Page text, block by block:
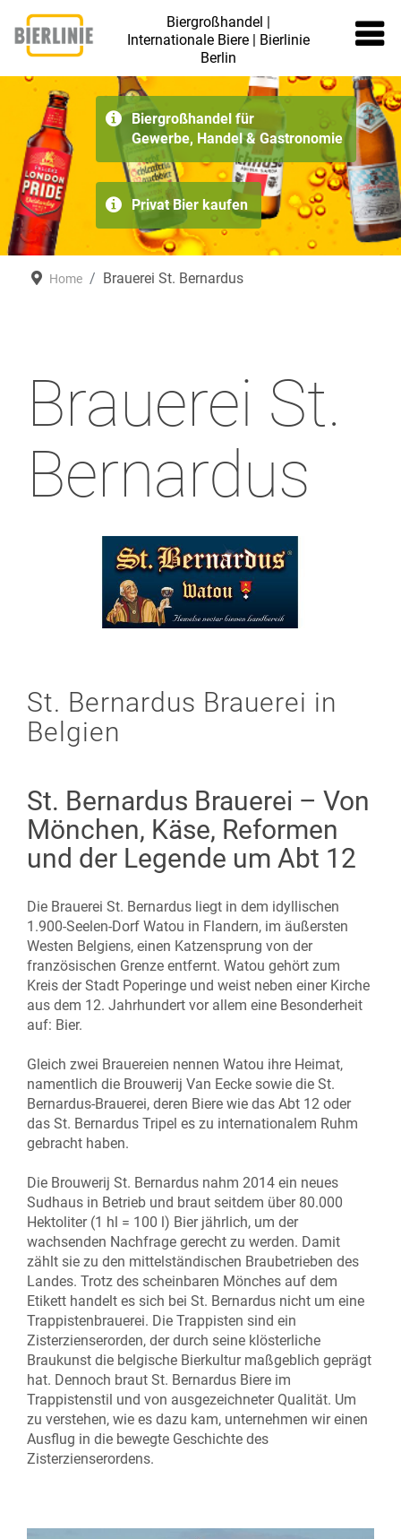
Biergroßhandel für
Gewerbe, Handel & Gastronomie
Privat Bier kaufen
Home Brauerei St. Bernardus
Brauerei St.
Bernardus
St. Bernardus Brauerei in
Belgien
St. Bernardus Brauerei – Von
Mönchen, Käse, Reformen
und der Legende um Abt 12
Die Brauerei St. Bernardus liegt in dem idyllischen
1.900-Seelen-Dorf Watou in Flandern, im äußersten
Westen Belgiens, einen Katzensprung von der
französischen Grenze entfernt. Watou gehört zum
Kreis der Stadt Poperinge und weist neben einer Kirche
aus dem 12. Jahrhundert vor allem eine Besonderheit
auf: Bier.
Gleich zwei Brauereien nennen Watou ihre Heimat,
namentlich die Brouwerij Van Eecke sowie die St.
Bernardus-Brauerei, deren Biere wie das Abt 12 oder
das St. Bernardus Tripel es zu internationalem Ruhm
gebracht haben.
Die Brouwerij St. Bernardus nahm 2014 ein neues
Sudhaus in Betrieb und braut seitdem über 80.000
Hektoliter (1 hl = 100 l) Bier jährlich, um der
wachsenden Nachfrage gerecht zu werden. Damit
zählt sie zu den mittelständischen Braubetrieben des
Landes. Trotz des scheinbaren Mönches auf dem
Etikett handelt es sich bei St. Bernardus nicht um eine
Trappistenbrauerei. Die Trappisten sind ein
Zisterzienserorden, der durch seine klösterliche
Braukunst die belgische Bierkultur maßgeblich geprägt
hat. Dennoch braut St. Bernardus Biere im
Trappistenstil und von ausgezeichneter Qualität. Um
zu verstehen, wie es dazu kam, unternehmen wir einen
Ausflug in die bewegte Geschichte des
Zisterzienserordens.
Biergroßhandel |
Internationale Biere | Bierlinie
Berlin